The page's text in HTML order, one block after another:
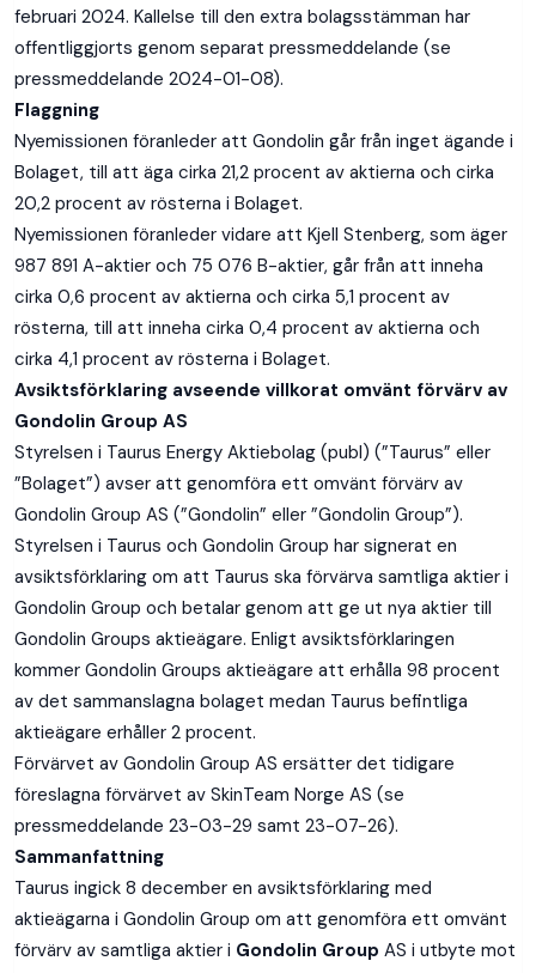
Home
Media
Om Oss
Investor
Governance
februari 2024. Kallelse till den extra bolagsstämman har
offentliggjorts genom separat pressmeddelande (se
pressmeddelande 2024-01-08).
Flaggning
Nyemissionen föranleder att Gondolin går från inget ägande i
Bolaget, till att äga cirka 21,2 procent av aktierna och cirka
20,2 procent av rösterna i Bolaget.
Nyemissionen föranleder vidare att Kjell Stenberg, som äger
987 891 A-aktier och 75 076 B-aktier, går från att inneha
cirka 0,6 procent av aktierna och cirka 5,1 procent av
rösterna, till att inneha cirka 0,4 procent av aktierna och
cirka 4,1 procent av rösterna i Bolaget.
Avsiktsförklaring avseende villkorat omvänt förvärv av
Gondolin Group AS
Styrelsen i Taurus Energy Aktiebolag (publ) (”Taurus” eller
”Bolaget”) avser att genomföra ett omvänt förvärv av
Gondolin Group AS (”Gondolin” eller ”Gondolin Group”).
Styrelsen i Taurus och Gondolin Group har signerat en
avsiktsförklaring om att Taurus ska förvärva samtliga aktier i
Gondolin Group och betalar genom att ge ut nya aktier till
Gondolin Groups aktieägare. Enligt avsiktsförklaringen
kommer Gondolin Groups aktieägare att erhålla 98 procent
av det sammanslagna bolaget medan Taurus befintliga
aktieägare erhåller 2 procent.
Förvärvet av Gondolin Group AS ersätter det tidigare
föreslagna förvärvet av SkinTeam Norge AS (se
pressmeddelande 23-03-29 samt 23-07-26).
Sammanfattning
Taurus ingick 8 december en avsiktsförklaring med
aktieägarna i Gondolin Group om att genomföra ett omvänt
förvärv av samtliga aktier i Gondolin Group AS i utbyte mot